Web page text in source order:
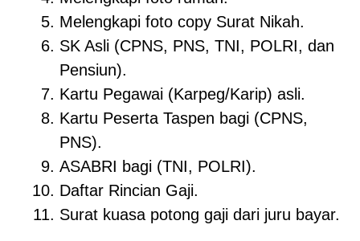
Melengkapi foto copy Surat Nikah.
SK Asli (CPNS, PNS, TNI, POLRI, dan
Pensiun).
Kartu Pegawai (Karpeg/Karip) asli.
Kartu Peserta Taspen bagi (CPNS,
PNS).
ASABRI bagi (TNI, POLRI).
Daftar Rincian Gaji.
Surat kuasa potong gaji dari juru bayar.